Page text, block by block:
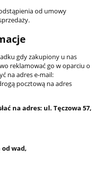
od umowy
gdy zakupiony u nas
reklamować go w oparciu o
na adres e-mail:
pocztową na adres
na adres: ul. Tęczowa 57,
wad,